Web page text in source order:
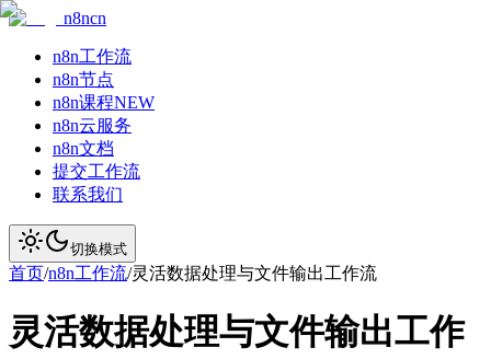
n8ncn
n8n工作流
n8n节点
n8n课程NEW
n8n云服务
n8n文档
提交工作流
联系我们
切换模式
首页/n8n工作流/灵活数据处理与文件输出工作流
灵活数据处理与文件输出工作